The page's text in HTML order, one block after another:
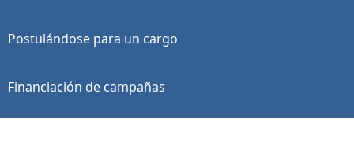
Postulándose para un cargo
Financiación de campañas